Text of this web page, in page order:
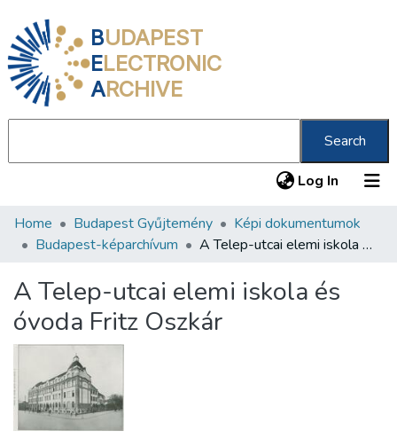
BUDAPEST
ELECTRONIC
ARCHIVE
Search
Log In (current)
Communities & Collections
Statistics
About us
Home Budapest Gyűjtemény
Képi dokumentumok
Budapest-képarchívum
A Telep-utcai elemi iskola és óvoda Fritz Oszkár
A Telep-utcai elemi iskola és
óvoda Fritz Oszkár